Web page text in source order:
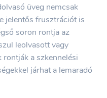
üveg nemcsak
jelentős frusztrációt is
soron rontja az
leolvasott vagy
a szkennelési
járhat a lemaradó